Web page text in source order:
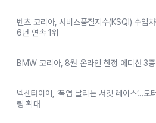
벤츠 코리아, 서비스품질지수(KSQI) 수입
6년 연속 1위
BMW 코리아, 8월 온라인 한정 에디션 3종
넥센타이어, ‘폭염 날리는 서킷 레이스’…모
팅 확대